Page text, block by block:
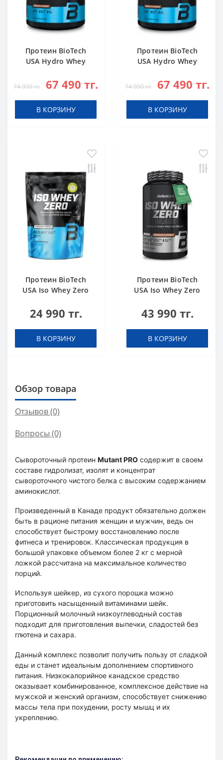
Протеин BioTech
USA Hydro Whey
g
74 990 тг. 67 490 тг.
В КОРЗИНУ
Протеин BioTech
USA Hydro Whey
74 990 тг. 67 490 тг.
В КОРЗИНУ
Протеин BioTech
USA Iso Whey Zero
454 g
24 990 тг.
В КОРЗИНУ
Протеин BioTech
USA Iso Whey Zero
43 990 тг.
В КОРЗИНУ
Обзор товара
Отзывов (0)
Вопросы (0)
Сывороточный протеин Mutant PRO содержит в своем
составе гидролизат, изолят и концентрат
сывороточного чистого белка с высоким содержанием
аминокислот.
Произведенный в Канаде продукт обязательно должен
быть в рационе питания женщин и мужчин, ведь он
способствует быстрому восстановлению после
фитнеса и тренировок. Классическая продукция в
большой упаковке объемом более 2 кг с мерной
ложкой рассчитана на максимальное количество
порций.
Используя шейкер, из сухого порошка можно
приготовить насыщенный витаминами шейк.
Порционный молочный низкоуглеводный состав
подходит для приготовления выпечки, сладостей без
глютена и сахара.
Данный комплекс позволит получить пользу от сладкой
еды и станет идеальным дополнением спортивного
питания. Низкокалорийное канадское средство
оказывает комбинированное, комплексное действие на
мужской и женский организм, способствует снижению
массы тела при похудении, росту мышц и их
укреплению.